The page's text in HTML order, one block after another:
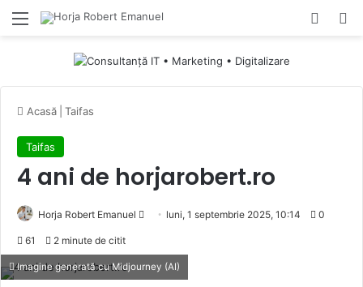
Menu
Acasă Taifas
Taifas
4 ani de horjarobert.ro
Horja Robert Emanuel
Send
email
luni, 1 septembrie 2025, 10:14 0
61 2 minute de citit
Imagine generată cu Midjourney (AI)